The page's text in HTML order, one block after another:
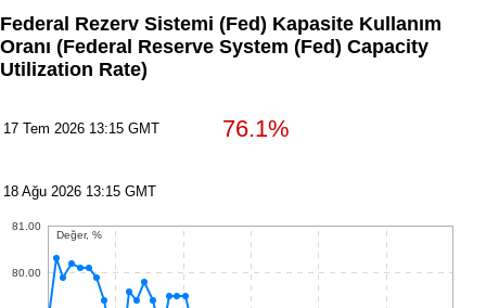
Federal Rezerv Sistemi (Fed) Kapasite Kullanım
Oranı (Federal Reserve System (Fed) Capacity
Utilization Rate)
17 Tem 2026 13:15 GMT 76.1%
18 Ağu 2026 13:15 GMT